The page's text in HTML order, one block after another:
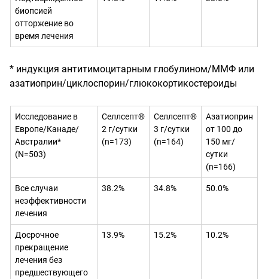
биопсией
отторжение во
время лечения
* индукция антитимоцитарным глобулином/ММФ или
азатиоприн/циклоспорин/глюкокортикостероиды
Исследование в
Европе/Канаде/
Австралии*
(N=503)
Селлсепт®
2 г/сутки
(n=173)
Селлсепт®
3 г/сутки
(n=164)
Азатиоприн
от 100 до
150 мг/
сутки
(n=166)
Все случаи
неэффективности
лечения
38.2% 34.8% 50.0%
Досрочное
прекращение
лечения без
предшествующего
13.9% 15.2% 10.2%